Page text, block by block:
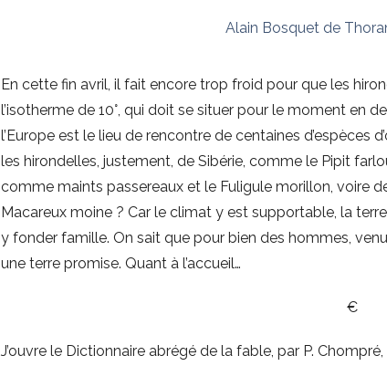
Alain Bosquet de
En cette fin avril, il fait encore trop froid pour que les
l’isotherme de 10°, qui doit se situer pour le moment en
l’Europe est le lieu de rencontre de centaines d’espèces
les hirondelles, justement, de Sibérie, comme le Pipit
comme maints passereaux et le Fuligule morillon, voire
Macareux moine ? Car le climat y est supportable, la
y fonder famille. On sait que pour bien des hommes,
une terre promise. Quant à l’accueil…
€
J’ouvre le Dictionnaire abrégé de la fable, par P.